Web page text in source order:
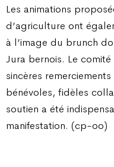
Les animations
d’agriculture ont
à l’image du brunch
Jura bernois. Le
sincères
bénévoles, fidèles
soutien a été
manifestation. (cp-oo)